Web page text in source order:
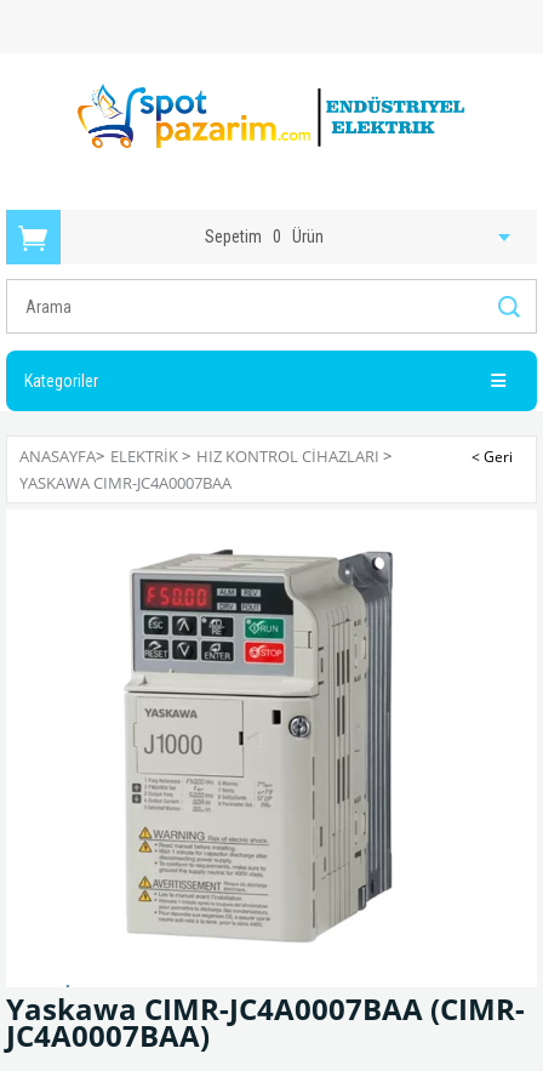
Sepetim 0 Ürün
Kategoriler
ANASAYFA> ELEKTRIK> HIZ KONTROL CIHAZLARI >
YASKAWA CIMR-JC4A0007BAA
Yaskawa CIMR-JC4A0007BAA (CIMR-
JC4A0007BAA)